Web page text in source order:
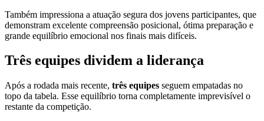
Também impressiona a atuação segura dos jovens participantes, que
demonstram excelente compreensão posicional, ótima preparação e
grande equilíbrio emocional nos finais mais difíceis.
Três equipes dividem a liderança
Após a rodada mais recente, três equipes seguem empatadas no
topo da tabela. Esse equilíbrio torna completamente imprevisível o
restante da competição.